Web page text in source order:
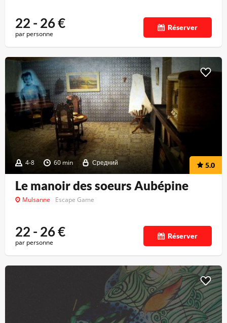
22 - 26€
par personne
Réserver
4-8 60 min Средний 5.0
Le manoir des soeurs Aubépine
Mulsanne Escape Game
22 - 26€
par personne
Réserver